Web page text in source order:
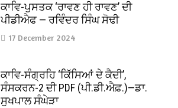
ਕਾਵਿ-ਪੁਸਤਕ ‘ਰਾਵਣ ਹੀ ਰਾਵਣ’ ਦੀ
ਪੀਡੀਐਫ — ਰਵਿੰਦਰ ਸਿੰਘ ਸੋਢੀ
17 December 2024
ਕਾਵਿ-ਸੰਗ੍ਰਹਿ ‘ਕਿੱਸਿਆਂ ਦੇ ਕੈਦੀ’,
ਸੰਸਕਰਨ-2 ਦੀ PDF (ਪੀ.ਡੀ.ਐਫ਼.)—ਡਾ.
ਸੁਖਪਾਲ ਸੰਘੇੜਾ